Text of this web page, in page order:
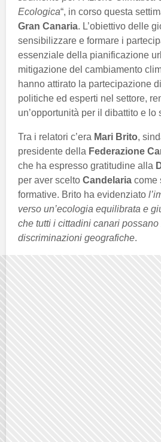
Ecologica“, in corso questa
Gran Canaria. L’obiettivo delle
sensibilizzare e formare i
essenziale della pianificazione
mitigazione del cambiamento
hanno attirato la partecipazione
politiche ed esperti nel settore,
un’opportunità per il dibattito e lo
Tra i relatori c’era Mari Brito,
presidente della Federazione
che ha espresso gratitudine alla
per aver scelto Candelaria come
formative. Brito ha evidenziato
verso un’ecologia equilibrata e
che tutti i cittadini canari
discriminazioni geografiche.